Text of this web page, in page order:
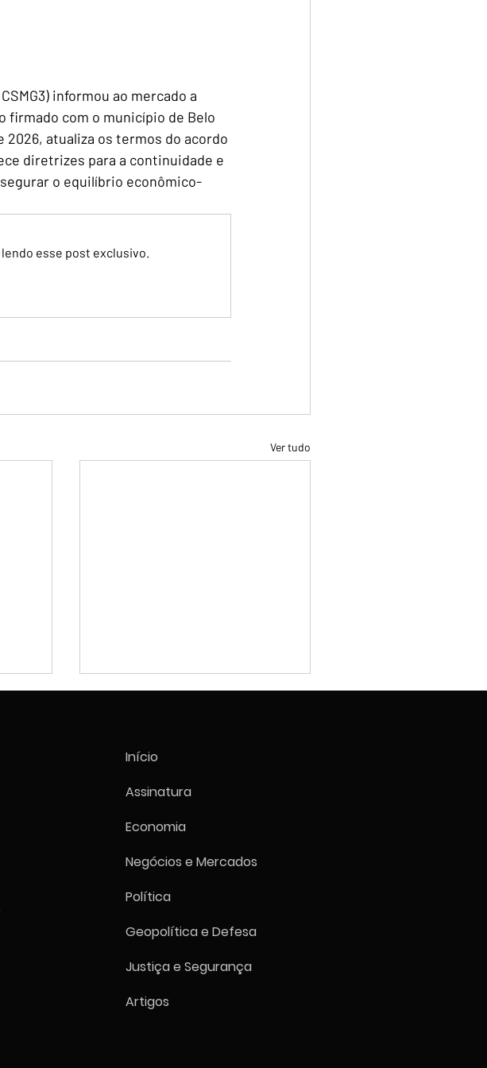
informou ao mercado a
firmado com o município de Belo
atualiza os termos do acordo
diretrizes para a continuidade e
o equilíbrio econômico-
esse post exclusivo.
Ver tudo
Ibovespa fecha em alta de
sessão encurtada por falha
Início
Assinatura
Economia
Negócios e Mercados
Política
Geopolítica e Defesa
Justiça e Segurança
Artigos